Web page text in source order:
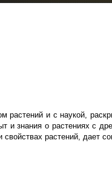
растений и с наукой,
и знания о растениях с
растений, дает